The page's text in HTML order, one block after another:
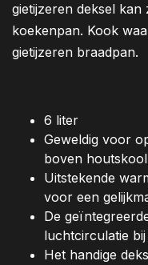
gietijzeren deksel kan
koekenpan. Kook
gietijzeren braadpan.
6 liter
Geweldig voor
boven
Uitstekende
voor een
De
luchtcirculatie
Het handige